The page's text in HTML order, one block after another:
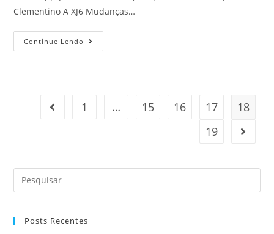
Clementino A XJ6 Mudanças…
Continue Lendo
1 … 15 16 17
18
19
Posts Recentes